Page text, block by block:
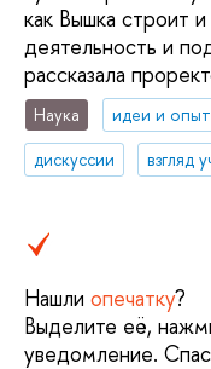
как Вышка строит
деятельность и
рассказала
Наука идеи и опыт
дискуссии
взгляд
Нашли опечатку?
Выделите её,
уведомление.